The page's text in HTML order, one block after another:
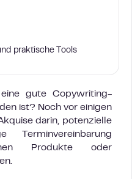
praktische Tools
gute Copywriting-
ist? Noch vor einigen
darin, potenzielle
Terminvereinbarung
Produkte oder